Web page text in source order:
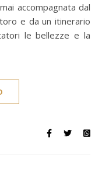
accompagnata dal
e da un itinerario
le bellezze e la